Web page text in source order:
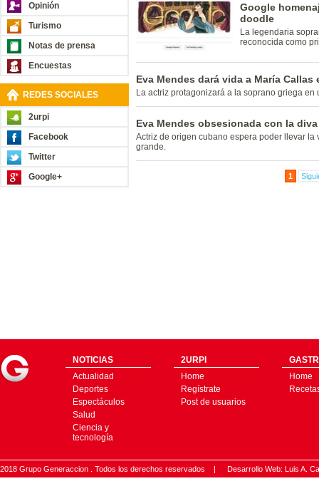
Opinión
Turismo
Notas de prensa
Encuestas
REDES SOCIALES
2urpi
Facebook
Twitter
Google+
Google
doodle
La legendaria
reconocida como
Eva Mendes dará vida a María Callas
La actriz protagonizará a la soprano griega en
Eva Mendes obsesionada con la
Actriz de origen cubano espera poder llevar
grande.
1
NOTICIAS
Actualidad
Deportes
Espectáculos
Salud
Ciencia y
tecnología
2URPI
Home
Regístrate
Post de usuarios
Home
2018 Grupo Generaccion . Todos los derechos reservados | Desarrollo Web: Luis